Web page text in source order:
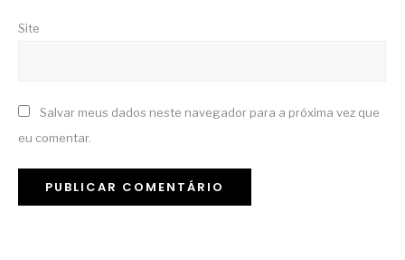
Site
Salvar meus dados neste navegador para a próxima vez que
eu comentar.